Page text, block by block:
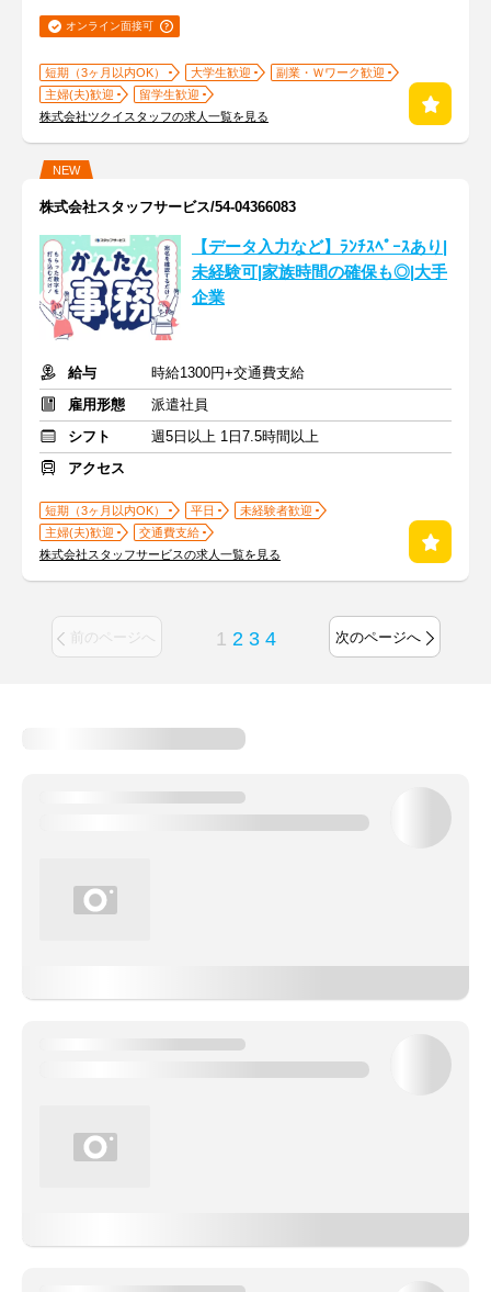
オンライン面接可
短期（3ヶ月以内OK） 大学生歓迎
副業・Ｗワーク歓迎
主婦(夫)歓迎
留学生歓迎
株式会社ツクイスタッフの求人一覧を見る
NEW
株式会社スタッフサービス/54-04366083
【データ入力など】ﾗﾝﾁｽﾍﾟｰｽあり|
未経験可|家族時間の確保も◎|大手
企業
給与
時給1300円+交通費支給
雇用形態
派遣社員
シフト
週5日以上 1日7.5時間以上
アクセス
短期（3ヶ月以内OK） 平日
未経験者歓迎
主婦(夫)歓迎
交通費支給
株式会社スタッフサービスの求人一覧を見る
前のページへ 1 2 3 4 次のページへ